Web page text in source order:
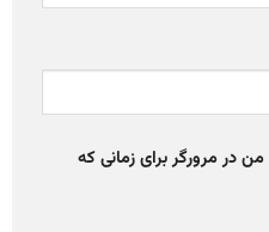
در مرورگر برای زمانی که